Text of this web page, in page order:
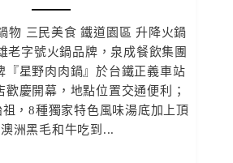
物 三民美食 鐵道園區 升降火鍋
老字號火鍋品牌，泉成餐飲集團
『星野肉肉鍋』於台鐵正義車站
歡慶開幕，地點位置交通便利；
，8種獨家特色風味湯底加上頂
洲黑毛和牛吃到...